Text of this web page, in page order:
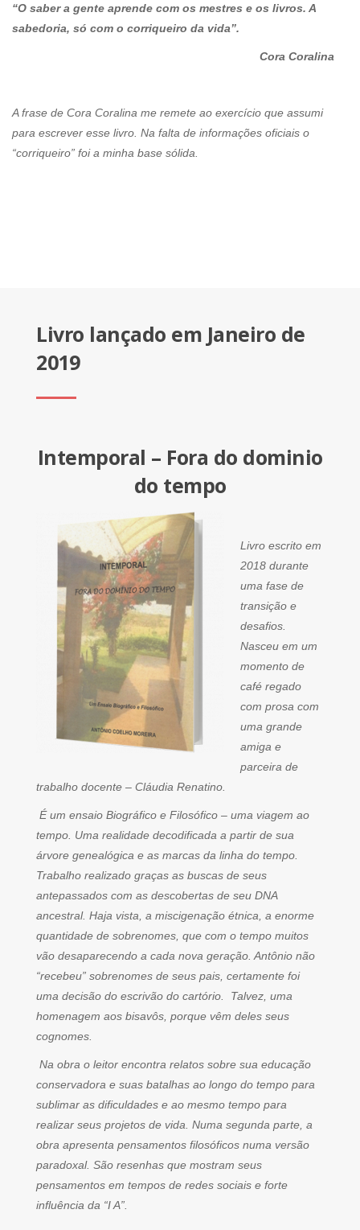
“O saber a gente aprende com os mestres e os livros. A
sabedoria, só com o corriqueiro da vida”.
Cora Coralina
A frase de Cora Coralina me remete ao exercício que assumi
para escrever esse livro. Na falta de informações oficiais o
“corriqueiro” foi a minha base sólida.
Livro lançado em Janeiro de
2019
Intemporal – Fora do dominio
do tempo
Livro escrito em
2018 durante
uma fase de
transição e
desafios.
Nasceu em um
momento de
café regado
com prosa com
uma grande
amiga e
parceira de
trabalho docente – Cláudia Renatino.
É um ensaio Biográfico e Filosófico – uma viagem ao
tempo. Uma realidade decodificada a partir de sua
árvore genealógica e as marcas da linha do tempo.
Trabalho realizado graças as buscas de seus
antepassados com as descobertas de seu DNA
ancestral. Haja vista, a miscigenação étnica, a enorme
quantidade de sobrenomes, que com o tempo muitos
vão desaparecendo a cada nova geração. Antônio não
“recebeu” sobrenomes de seus pais, certamente foi
uma decisão do escrivão do cartório. Talvez, uma
homenagem aos bisavôs, porque vêm deles seus
cognomes.
Na obra o leitor encontra relatos sobre sua educação
conservadora e suas batalhas ao longo do tempo para
sublimar as dificuldades e ao mesmo tempo para
realizar seus projetos de vida. Numa segunda parte, a
obra apresenta pensamentos filosóficos numa versão
paradoxal. São resenhas que mostram seus
pensamentos em tempos de redes sociais e forte
influência da “I A”.